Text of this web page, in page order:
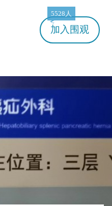
加入
5528人
围观